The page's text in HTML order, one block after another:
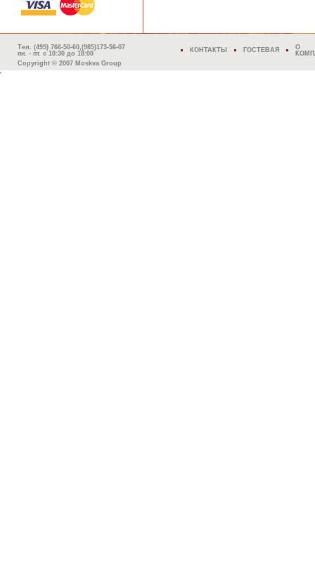
Тел. (495) 766-50-60,(985)173-56-07
пн. - пт. с 10:30 до 18:00
Copyright © 2007 Moskva Group
КОНТАКТЫ ГОСТЕВАЯ
О
'